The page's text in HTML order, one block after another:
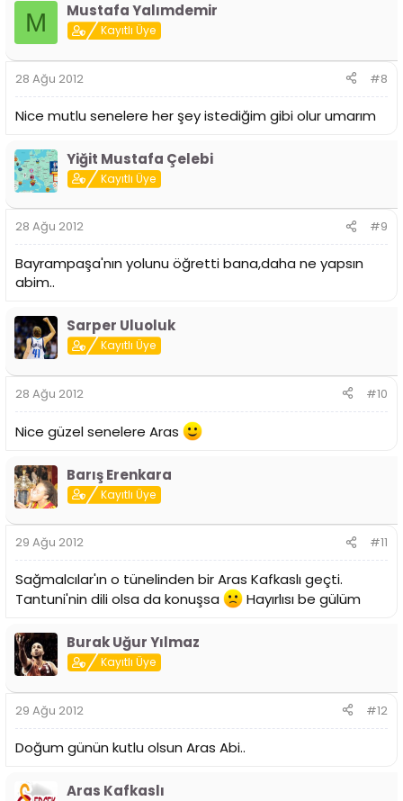
M Mustafa Yalımdemir
Kayıtlı Üye
28 Ağu 2012 #8
Nice mutlu senelere her şey istediğim gibi olur umarım
Yiğit Mustafa Çelebi
Kayıtlı Üye
28 Ağu 2012 #9
Bayrampaşa'nın yolunu öğretti bana,daha ne yapsın
abim..
Sarper Uluoluk
Kayıtlı Üye
28 Ağu 2012 #10
Nice güzel senelere Aras
Barış Erenkara
Kayıtlı Üye
29 Ağu 2012 #11
Sağmalcılar'ın o tünelinden bir Aras Kafkaslı geçti.
Tantuni'nin dili olsa da konuşsa
Hayırlısı be gülüm
Burak Uğur Yılmaz
Kayıtlı Üye
29 Ağu 2012 #12
Doğum günün kutlu olsun Aras Abi..
Aras Kafkaslı